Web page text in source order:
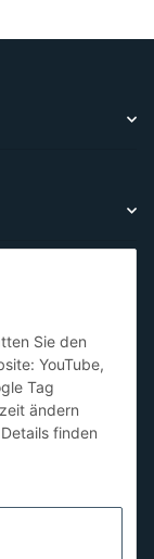
Sie den
YouTube,
Tag
ändern
finden